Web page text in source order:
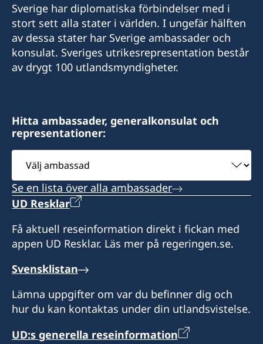
Mobiltelefon:
+62822 6699 6429
E-post:
Sveriges konsulat:
Segara Village Hotel
Jl. Segara Ayu, Sanur,
Denpasar 80228
Bali - Indonesia
Besökstid:
kl. 10.00 – 13.00, 14.00 – 15.00
Konsulär assistent
Dayu Mita
Sverige har diplomatiska förbindelser med i
stort sett alla stater i världen. I ungefär hälften
av dessa stater har Sverige ambassader och
konsulat. Sveriges utrikesrepresentation består
av drygt 100 utlandsmyndigheter.
Hitta ambassader, generalkonsulat och
representationer:
Välj
ambassad
Se en lista över alla ambassader
UD Resklar
Få aktuell reseinformation direkt i fickan med
appen UD Resklar. Läs mer på regeringen.se.
Svensklistan
Lämna uppgifter om var du befinner dig och
hur du kan kontaktas under din utlandsvistelse.
UD:s generella reseinformation